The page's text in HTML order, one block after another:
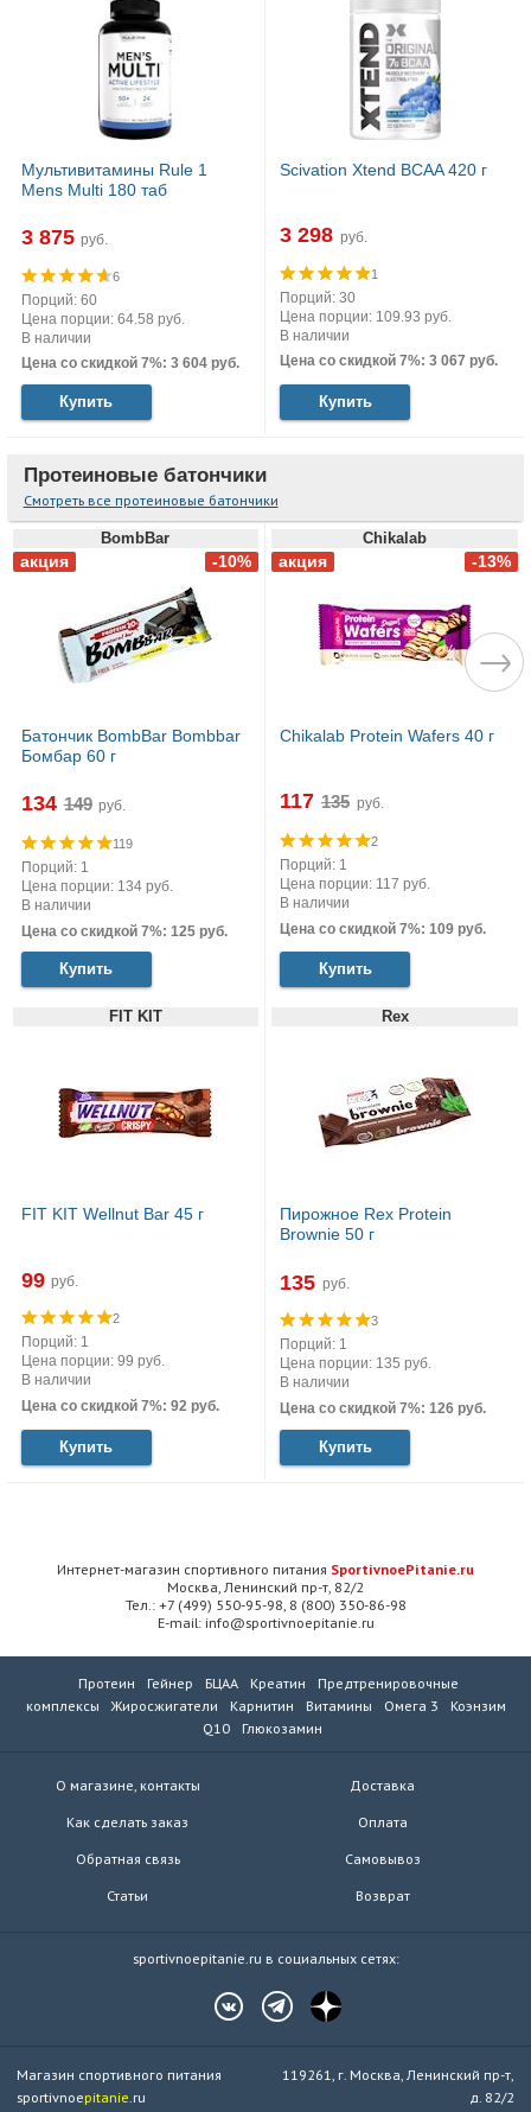
Мультивитамины Rule 1
Mens Multi 180 таб
3 875 руб.
6
Порций: 60
Цена порции: 64.58 руб.
В наличии
Цена со скидкой 7%: 3 604 руб.
Купить
Scivation Xtend BCAA 420 г
3 298 руб.
1
Порций: 30
Цена порции: 109.93 руб.
В наличии
Цена со скидкой 7%: 3 067 руб.
Купить
Протеиновые батончики
Смотреть все протеиновые батончики
BombBar
Батончик BombBar Bombbar
Бомбар 60 г
134 руб.
119
Порций: 1
Цена порции: 134 руб.
В наличии
Цена со скидкой 7%: 125 руб.
Купить
Chikalab
Chikalab Protein Wafers 40 г
117 руб.
2
Порций: 1
Цена порции: 117 руб.
В наличии
Цена со скидкой 7%: 109 руб.
Купить
FIT KIT
FIT KIT Wellnut Bar 45 г
99 руб.
2
Порций: 1
Цена порции: 99 руб.
В наличии
Цена со скидкой 7%: 92 руб.
Купить
Rex
Пирожное Rex Protein
Brownie 50 г
135 руб.
3
Порций: 1
Цена порции: 135 руб.
В наличии
Цена со скидкой 7%: 126 руб.
Купить
Интернет-магазин спортивного питания SportivnoePitanie.ru
Москва, Ленинский пр-т, 82/2
Тел.: +7 (499) 550-95-98, 8 (800) 350-86-98
E-mail: info@sportivnoepitanie.ru
Протеин Гейнер БЦАА Креатин
Предтренировочные
комплексы
Жиросжигатели Карнитин Витамины Омега 3
Коэнзим
Q10
Глюкозамин
О магазине, контакты
Как сделать заказ
Обратная связь
Статьи
Доставка
Оплата
Самовывоз
Возврат
sportivnoepitanie.ru в социальных сетях:
Магазин спортивного питания
sportivnoepitanie.ru
119261, г. Москва, Ленинский пр-т,
д. 82/2